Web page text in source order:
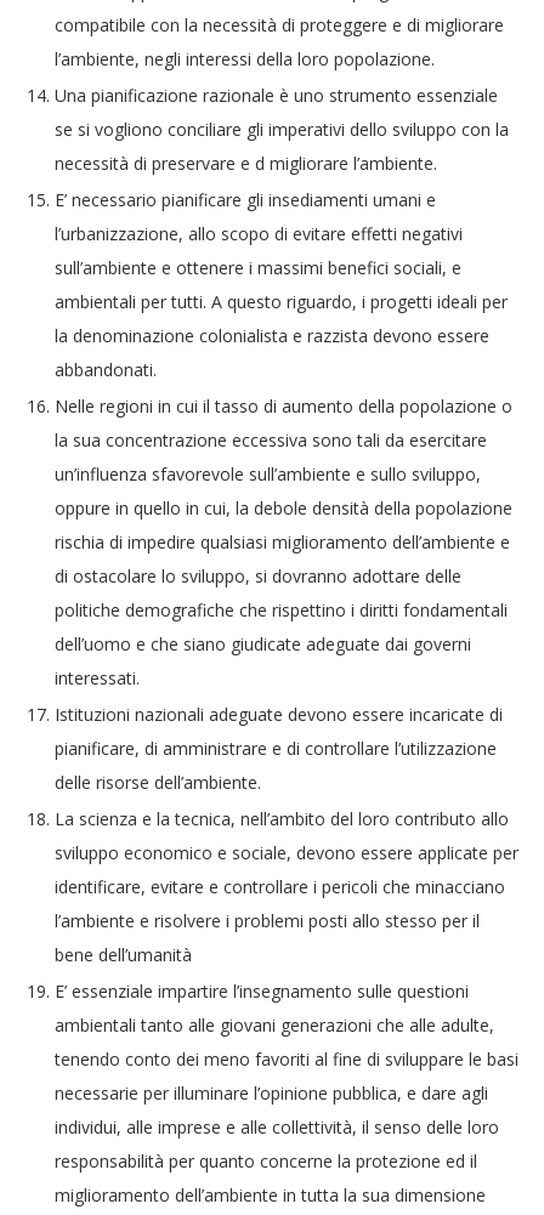
compatibile con la necessità di proteggere e di migliorare
l’ambiente, negli interessi della loro popolazione.
Una pianificazione razionale è uno strumento essenziale
se si vogliono conciliare gli imperativi dello sviluppo con la
necessità di preservare e d migliorare l’ambiente.
E’ necessario pianificare gli insediamenti umani e
l’urbanizzazione, allo scopo di evitare effetti negativi
sull’ambiente e ottenere i massimi benefici sociali, e
ambientali per tutti. A questo riguardo, i progetti ideali per
la denominazione colonialista e razzista devono essere
abbandonati.
Nelle regioni in cui il tasso di aumento della popolazione o
la sua concentrazione eccessiva sono tali da esercitare
un’influenza sfavorevole sull’ambiente e sullo sviluppo,
oppure in quello in cui, la debole densità della popolazione
rischia di impedire qualsiasi miglioramento dell’ambiente e
di ostacolare lo sviluppo, si dovranno adottare delle
politiche demografiche che rispettino i diritti fondamentali
dell’uomo e che siano giudicate adeguate dai governi
interessati.
Istituzioni nazionali adeguate devono essere incaricate di
pianificare, di amministrare e di controllare l’utilizzazione
delle risorse dell’ambiente.
La scienza e la tecnica, nell’ambito del loro contributo allo
sviluppo economico e sociale, devono essere applicate per
identificare, evitare e controllare i pericoli che minacciano
l’ambiente e risolvere i problemi posti allo stesso per il
bene dell’umanità
E’ essenziale impartire l’insegnamento sulle questioni
ambientali tanto alle giovani generazioni che alle adulte,
tenendo conto dei meno favoriti al fine di sviluppare le basi
necessarie per illuminare l’opinione pubblica, e dare agli
individui, alle imprese e alle collettività, il senso delle loro
responsabilità per quanto concerne la protezione ed il
miglioramento dell’ambiente in tutta la sua dimensione